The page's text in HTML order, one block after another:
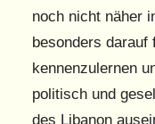
noch nicht näher
besonders
kennenzulernen
politisch und
des Libanon